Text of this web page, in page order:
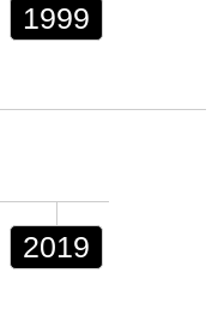
1999
2019